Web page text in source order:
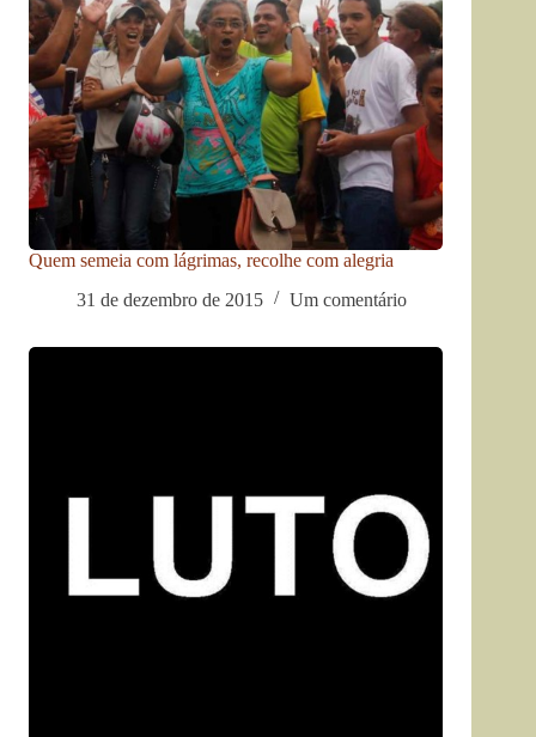
Quem semeia com lágrimas, recolhe com alegria
31 de dezembro de 2015
Um comentário